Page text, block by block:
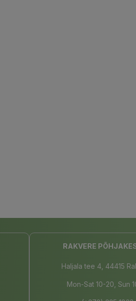
RAKVERE
Haljala tee 4, 44415
Mon-Sat 10-20, Sun